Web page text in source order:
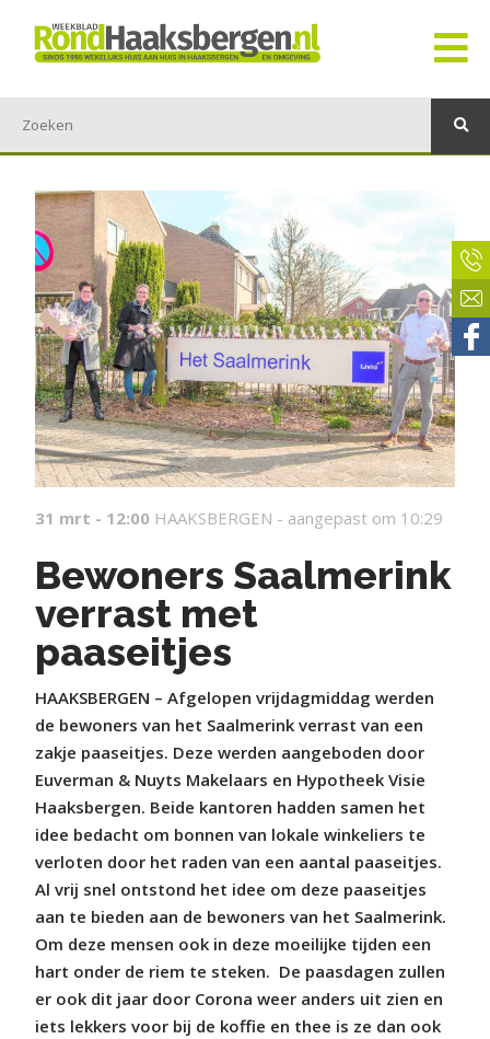
31 mrt - 12:00 HAAKSBERGEN - aangepast om 10:29
Bewoners Saalmerink
verrast met
paaseitjes
HAAKSBERGEN – Afgelopen vrijdagmiddag werden
de bewoners van het Saalmerink verrast van een
zakje paaseitjes. Deze werden aangeboden door
Euverman & Nuyts Makelaars en Hypotheek Visie
Haaksbergen. Beide kantoren hadden samen het
idee bedacht om bonnen van lokale winkeliers te
verloten door het raden van een aantal paaseitjes.
Al vrij snel ontstond het idee om deze paaseitjes
aan te bieden aan de bewoners van het Saalmerink.
Om deze mensen ook in deze moeilijke tijden een
hart onder de riem te steken. De paasdagen zullen
er ook dit jaar door Corona weer anders uit zien en
iets lekkers voor bij de koffie en thee is ze dan ook